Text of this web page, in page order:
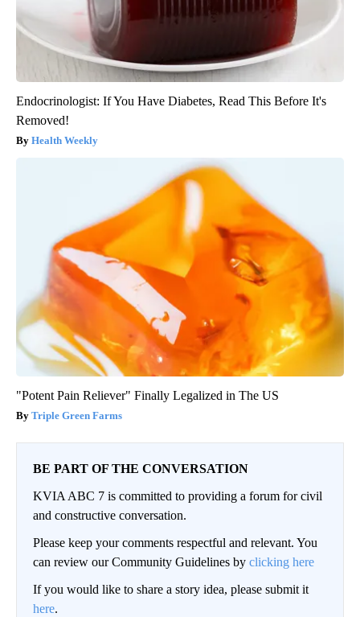
Endocrinologist: If You Have Diabetes, Read This Before It's
Removed!
Health Weekly
"Potent Pain Reliever" Finally Legalized in The US
Triple Green Farms
BE PART OF THE CONVERSATION
KVIA ABC 7 is committed to providing a forum for civil
and constructive conversation.
Please keep your comments respectful and relevant. You
can review our Community Guidelines by clicking here
If you would like to share a story idea, please submit it
here.